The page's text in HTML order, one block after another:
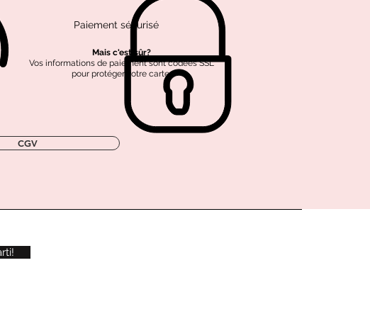
recyclé
Paiement sécurisé
Mais c'est sûr?
Vos informations de paiement sont codées SSL
pour protéger votre carte.
CGV